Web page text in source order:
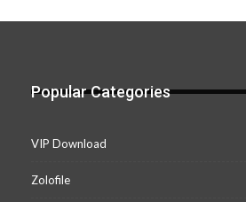
Popular Categories
VIP Download
Zolofile